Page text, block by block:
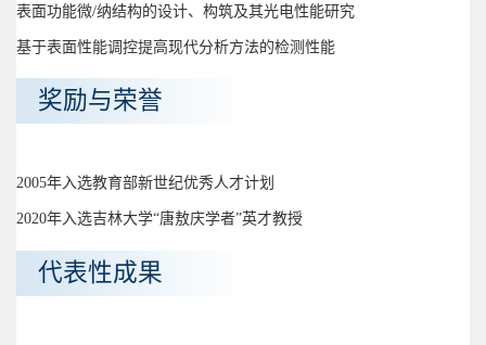
表面功能微/纳结构的设计、构筑及其光电性能研究
基于表面性能调控提高现代分析方法的检测性能
奖励与荣誉
2005年入选教育部新世纪优秀人才计划
2020年入选吉林大学“唐敖庆学者”英才教授
代表性成果